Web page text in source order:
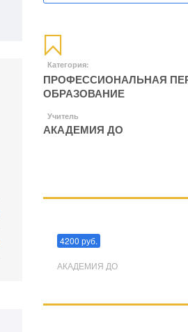
Категория:
ПРОФЕССИОНАЛЬНАЯ
ОБРАЗОВАНИЕ
Учитель
АКАДЕМИЯ ДО
4200 руб.
АКАДЕМИЯ ДО